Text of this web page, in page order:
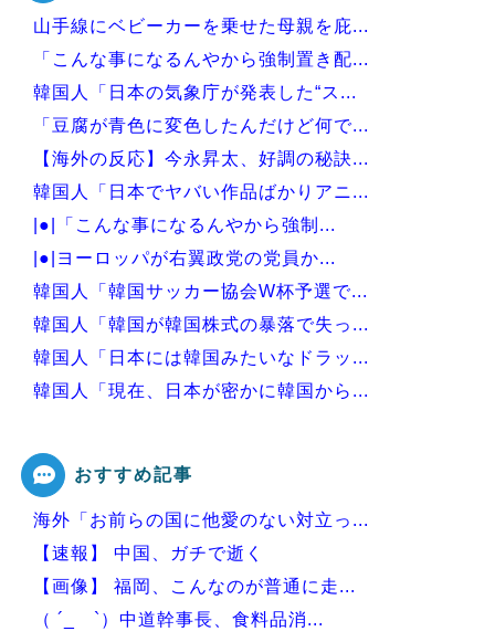
山手線にベビーカーを乗せた母親を庇...
「こんな事になるんやから強制置き配...
韓国人「日本の気象庁が発表した“ス...
「豆腐が青色に変色したんだけど何で...
【海外の反応】今永昇太、好調の秘訣...
韓国人「日本でヤバい作品ばかりアニ...
|●|「こんな事になるんやから強制...
|●|ヨーロッパが右翼政党の党員か...
韓国人「韓国サッカー協会W杯予選で...
韓国人「韓国が韓国株式の暴落で失っ...
韓国人「日本には韓国みたいなドラッ...
韓国人「現在、日本が密かに韓国から...
Powered by livedoor 相互RSS
おすすめ記事
海外「お前らの国に他愛のない対立っ...
【速報】 中国、ガチで逝く
【画像】 福岡、こんなのが普通に走...
（ ´_ゝ`）中道幹事長、食料品消...